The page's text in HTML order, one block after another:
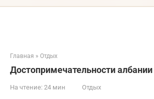
Главная » Отдых
Достопримечательности албании
На чтение: 24 мин Отдых